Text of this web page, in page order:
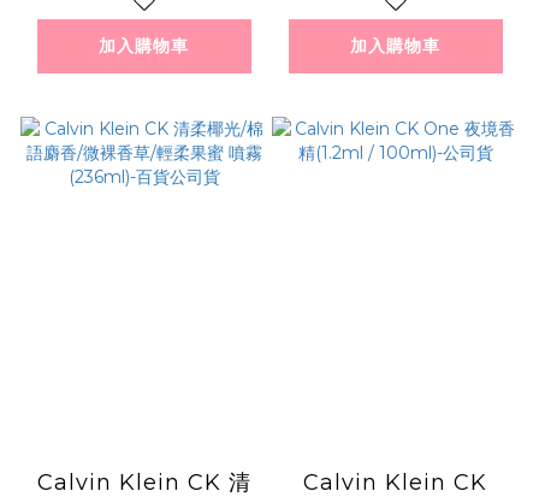
加入購物車 加入購物車
Calvin Klein CK 清
Calvin Klein CK